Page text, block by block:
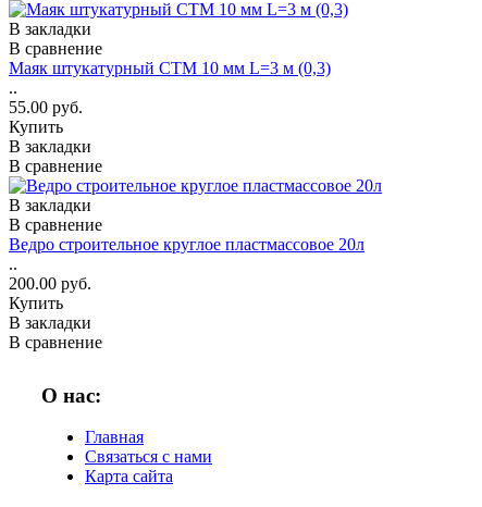
В закладки
В сравнение
Маяк штукатурный СТМ 10 мм L=3 м (0,3)
..
55.00 руб.
Купить
В закладки
В сравнение
В закладки
В сравнение
Ведро строительное круглое пластмассовое 20л
..
200.00 руб.
Купить
В закладки
В сравнение
О нас:
Главная
Связаться с нами
Карта сайта